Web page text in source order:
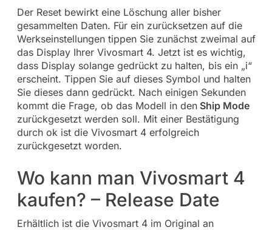
Der Reset bewirkt eine Löschung aller bisher
gesammelten Daten. Für ein zurücksetzen auf die
Werkseinstellungen tippen Sie zunächst zweimal auf
das Display Ihrer Vivosmart 4. Jetzt ist es wichtig,
dass Display solange gedrückt zu halten, bis ein „i“
erscheint. Tippen Sie auf dieses Symbol und halten
Sie dieses dann gedrückt. Nach einigen Sekunden
kommt die Frage, ob das Modell in denShip Mode
zurückgesetzt werden soll. Mit einer Bestätigung
durch ok ist die Vivosmart 4 erfolgreich
zurückgesetzt worden.
Wo kann man Vivosmart 4
kaufen? – Release Date
Erhältlich ist die Vivosmart 4 im Original an